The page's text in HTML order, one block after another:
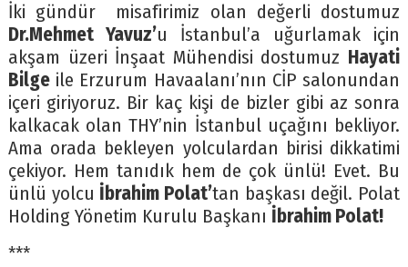
İki gündür misafirimiz olan değerli dostumuz
Dr.Mehmet Yavuz’u İstanbul’a uğurlamak için
akşam üzeri İnşaat Mühendisi dostumuz Hayati
Bilgeile Erzurum Havaalanı’nın CİP salonundan
içeri giriyoruz. Bir kaç kişi de bizler gibi az sonra
kalkacak olan THY’nin İstanbul uçağını bekliyor.
Ama orada bekleyen yolculardan birisi dikkatimi
çekiyor. Hem tanıdık hem de çok ünlü! Evet. Bu
ünlü yolcu İbrahim Polat’tan başkası değil. Polat
Holding Yönetim Kurulu Başkanı İbrahim Polat!
***